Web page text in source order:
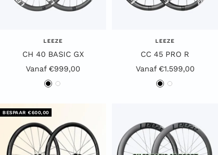
LEEZE
CH 40 BASIC GX
Aanbiedingsprijs
Vanaf €999,00
Z
a
r
t
W
LEEZE
CC 45 PRO R
Aanbiedingsprijs
Vanaf €1.599,00
Z
r
t
W
BESPAAR €600,00